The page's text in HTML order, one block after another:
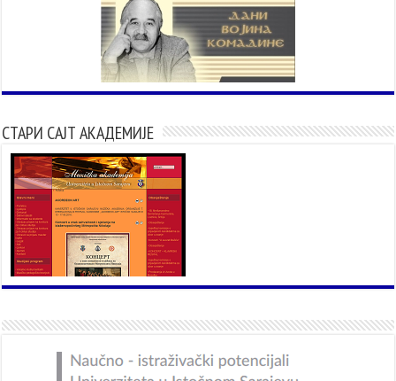
СТАРИ САЈТ АКАДЕМИЈЕ